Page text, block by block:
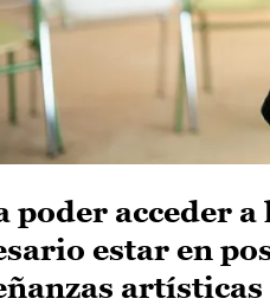
poder acceder
estar en